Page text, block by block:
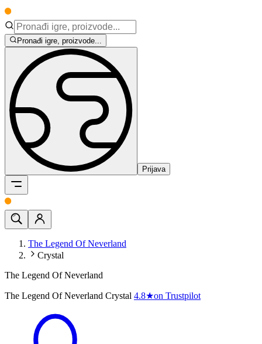
Pronađi igre, proizvode...
Prijava
The Legend Of Neverland
Crystal
The Legend Of Neverland
The Legend Of Neverland Crystal 4.8★on Trustpilot